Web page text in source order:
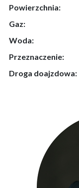
Powierzchnia:
Gaz:
Woda:
Przeznaczenie:
Droga doajzdowa: